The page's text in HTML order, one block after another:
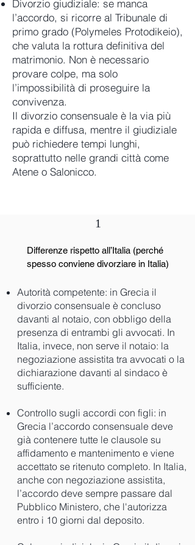
Divorzio giudiziale: se manca
l’accordo, si ricorre al Tribunale di
primo grado (Polymeles Protodikeio),
che valuta la rottura definitiva del
matrimonio. Non è necessario
provare colpe, ma solo
l’impossibilità di proseguire la
convivenza.
Il divorzio consensuale è la via più
rapida e diffusa, mentre il giudiziale
può richiedere tempi lunghi,
soprattutto nelle grandi città come
Atene o Salonicco.
1
Differenze rispetto all’Italia (perché
spesso conviene divorziare in Italia)
Autorità competente: in Grecia il
divorzio consensuale è concluso
davanti al notaio, con obbligo della
presenza di entrambi gli avvocati. In
Italia, invece, non serve il notaio: la
negoziazione assistita tra avvocati o la
dichiarazione davanti al sindaco è
sufficiente.
Controllo sugli accordi con figli: in
Grecia l’accordo consensuale deve
già contenere tutte le clausole su
affidamento e mantenimento e viene
accettato se ritenuto completo. In Italia,
anche con negoziazione assistita,
l’accordo deve sempre passare dal
Pubblico Ministero, che l'autorizza
entro i 10 giorni dal deposito.